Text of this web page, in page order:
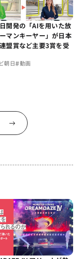
開発の「AIを用いた放
マンキーヤー」が日本
盟賞など主要3賞を受
朝日#動画